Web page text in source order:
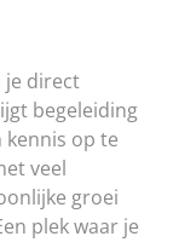
je direct
begeleiding
kennis op te
veel
groei
plek waar je